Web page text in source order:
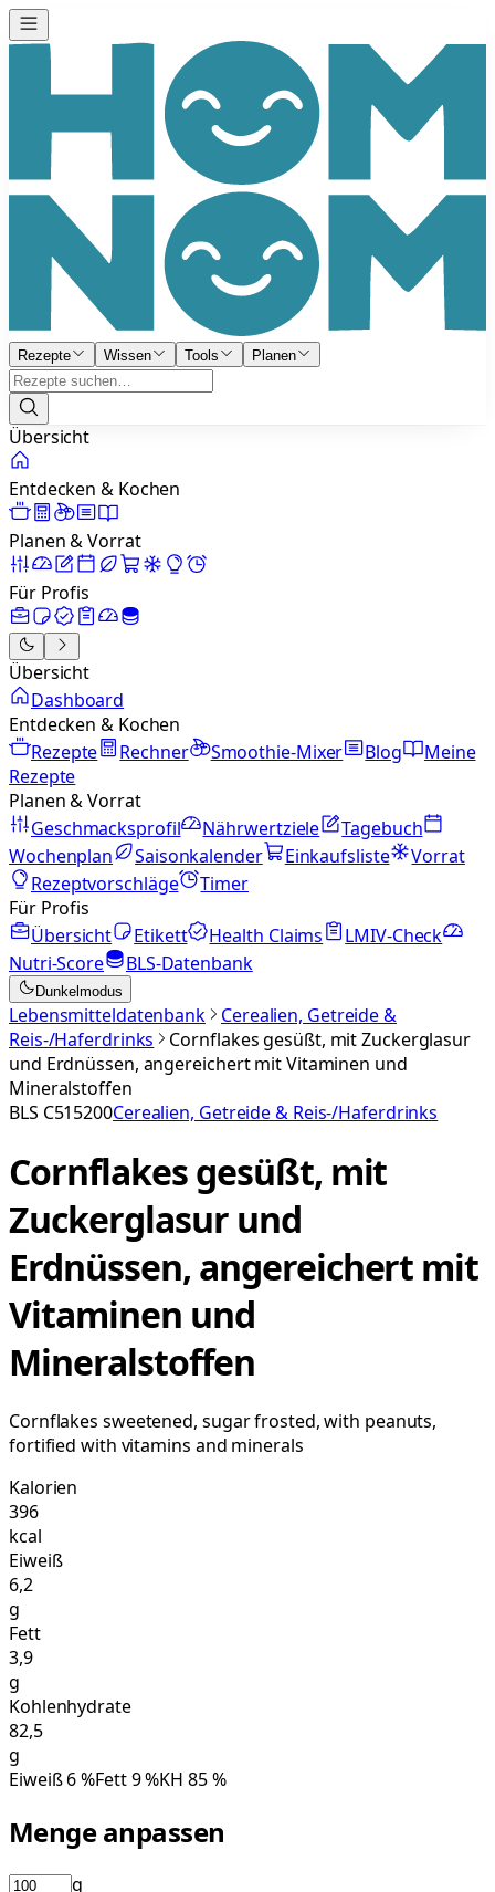
Rezepte Wissen Tools Planen
Übersicht
Entdecken & Kochen
Planen & Vorrat
Für Profis
Übersicht
Dashboard
Entdecken & Kochen
Rezepte
Rechner Smoothie-Mixer Blog
Meine
Rezepte
Planen & Vorrat
Geschmacksprofil
Nährwertziele
Tagebuch
Wochenplan
Saisonkalender Einkaufsliste
Vorrat
Rezeptvorschläge
Timer
Für Profis
Übersicht
Etikett Health Claims
LMIV-Check
Nutri-Score
BLS-Datenbank
Dunkelmodus
Lebensmitteldatenbank
Cerealien, Getreide &
Reis-/Haferdrinks
Cornflakes gesüßt, mit Zuckerglasur
und Erdnüssen, angereichert mit Vitaminen und
Mineralstoffen
BLS C515200Cerealien, Getreide & Reis-/Haferdrinks
Cornflakes gesüßt, mit
Zuckerglasur und
Erdnüssen, angereichert mit
Vitaminen und
Mineralstoffen
Cornflakes sweetened, sugar frosted, with peanuts,
fortified with vitamins and minerals
Kalorien
396
kcal
Eiweiß
6,2
g
Fett
3,9
g
Kohlenhydrate
82,5
g
Eiweiß6%Fett9%KH85%
Menge anpassen
g